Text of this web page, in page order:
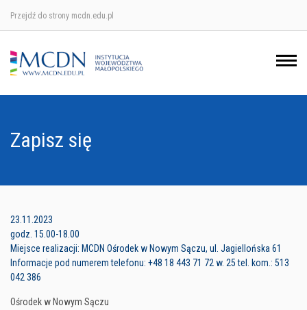
Przejdź do strony mcdn.edu.pl
Zapisz się
23.11.2023
godz. 15.00-18.00
Miejsce realizacji: MCDN Ośrodek w Nowym Sączu, ul. Jagiellońska 61
Informacje pod numerem telefonu: +48 18 443 71 72 w. 25 tel. kom.: 513
042 386
Ośrodek w Nowym Sączu
Ośrodek w Krakowie
Ośrodek w Nowym Sączu
Ośrodek w Tarnowie